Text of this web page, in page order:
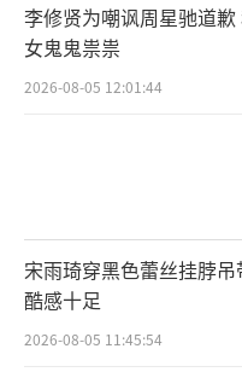
李修贤为嘲讽周星驰道
女鬼鬼祟祟
2026-08-05 12:01:44
宋雨琦穿黑色蕾丝挂脖
酷感十足
2026-08-05 11:45:54